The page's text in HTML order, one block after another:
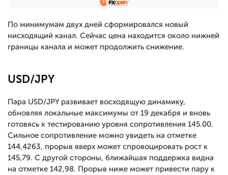
По минимумам двух дней сформировался новый
нисходящий канал. Сейчас цена находится около нижней
границы канала и может продолжить снижение.
USD/JPY
Пара USD/JPY развивает восходящую динамику,
обновляя локальные максимумы от 19 декабря и вновь
готовясь к тестированию уровня сопротивления 145.00.
Сильное сопротивление можно увидеть на отметке
144,4263, прорыв вверх может спровоцировать рост к
145,79. С другой стороны, ближайшая поддержка видна
на отметке 142,98. Прорыв ниже может привести пару к